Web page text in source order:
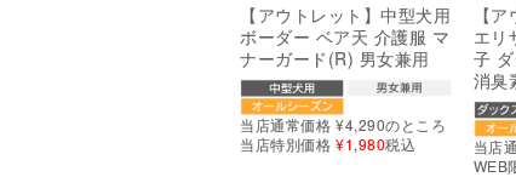
【アウトレット】中型犬用
ボーダー ベア天 介護服 マ
ナーガード(R) 男女兼用
当店通常価格 ¥4,290のところ
当店特別価格 ¥1,980税込
【
エリ
子
消臭
当店
WEB